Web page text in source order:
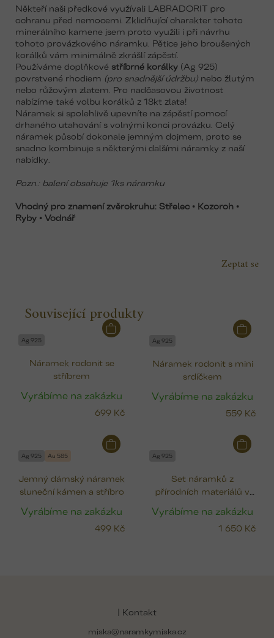
Někteří naši předkové využívali LABRADORIT pro
ochranu před nemocemi. Zklidňující charakter tohoto
minerálního kamene jsem proto využili i při návrhu
tohoto provázkového náramku. Pětice jeho broušených
korálků vám minimálně zkrášlí zápěstí.
Používáme doplňkové stříbrné korálky (Ag 925)
povrstvené rhodiem (pro snadnější údržbu) nebo žlutým
nebo růžovým zlatem. Pro nadčasovou životnost
nabízíme také volbu korálků z 18kt zlata!
Náramek si spolehlivě upevníte na zápěstí pomocí
drhaného utahování s volnými konci provázku. Celý
náramek působí dokonale jemným dojmem, proto se
snadno kombinuje s některými dalšími náramky z naší
nabídky.
Pozn.: balení obsahuje 1ks náramku
Vhodný pro znamení zvěrokruhu: Střelec • Kozoroh •
Ryby • Vodnář
Zeptat se
Související produkty
Ag 925
Náramek rodonit se
stříbrem
Vyrábíme na zakázku
699 Kč
Ag 925
Náramek rodonit s mini
srdíčkem
Vyrábíme na zakázku
559 Kč
Ag 925 Au 585
Jemný dámský náramek
sluneční kámen a stříbro
Vyrábíme na zakázku
499 Kč
Ag 925
Set náramků z
přírodních materiálů v
Vyrábíme na zakázku
1 650 Kč
| Kontakt
miska@naramkymiska.cz